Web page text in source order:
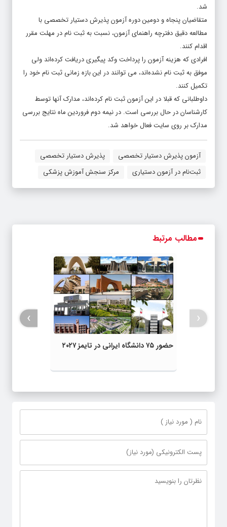
شد.
متقاضیان پنجاه و دومین دوره آزمون پذیرش دستیار تخصصی با
مطالعه دقیق دفترچه راهنمای آزمون، نسبت به ثبت نام در مهلت مقرر
اقدام کنند.
افرادی که هزینه آزمون را پرداخت وکد پیگیری دریافت کرده‌اند ولی
موفق به ثبت نام نشده‌اند، می توانند در این بازه زمانی ثبت نام خود را
تکمیل کنند.
داوطلبانی که قبلا در این آزمون ثبت نام کرده‌اند، مدارک آنها توسط
کارشناسان در حال بررسی است. در نیمه دوم فروردین ماه نتایج بررسی
مدارک بر روی سایت فعال خواهد شد.
آزمون پذیرش دستیار تخصصی
پذیرش دستیار تخصصی
ثبت‌نام در آزمون دستیاری
مرکز سنجش آموزش پزشکی
مطالب مرتبط
حضور ۷۵ دانشگاه ایرانی در تایمز ۲۰۲۷
‹
›